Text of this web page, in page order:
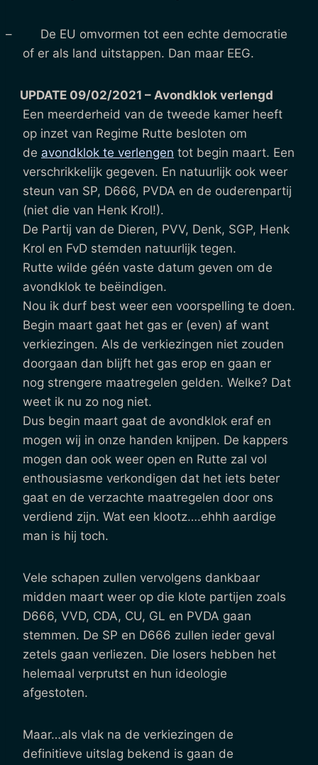
– De EU omvormen tot een echte democratie
of er als land uitstappen. Dan maar EEG.
UPDATE 09/02/2021 – Avondklok verlengd
Een meerderheid van de tweede kamer heeft
op inzet van Regime Rutte besloten om
de avondklok te verlengen tot begin maart. Een
verschrikkelijk gegeven. En natuurlijk ook weer
steun van SP, D666, PVDA en de ouderenpartij
(niet die van Henk Krol!).
De Partij van de Dieren, PVV, Denk, SGP, Henk
Krol en FvD stemden natuurlijk tegen.
Rutte wilde géén vaste datum geven om de
avondklok te beëindigen.
Nou ik durf best weer een voorspelling te doen.
Begin maart gaat het gas er (even) af want
verkiezingen. Als de verkiezingen niet zouden
doorgaan dan blijft het gas erop en gaan er
nog strengere maatregelen gelden. Welke? Dat
weet ik nu zo nog niet.
Dus begin maart gaat de avondklok eraf en
mogen wij in onze handen knijpen. De kappers
mogen dan ook weer open en Rutte zal vol
enthousiasme verkondigen dat het iets beter
gaat en de verzachte maatregelen door ons
verdiend zijn. Wat een klootz….ehhh aardige
man is hij toch.
Vele schapen zullen vervolgens dankbaar
midden maart weer op die klote partijen zoals
D666, VVD, CDA, CU, GL en PVDA gaan
stemmen. De SP en D666 zullen ieder geval
zetels gaan verliezen. Die losers hebben het
helemaal verprutst en hun ideologie
afgestoten.
Maar…als vlak na de verkiezingen de
definitieve uitslag bekend is gaan de